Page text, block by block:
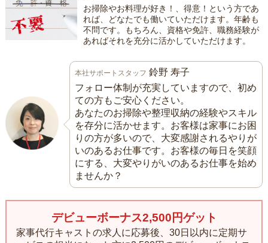
お掃除やお料理が好き！、得意！という方であ
れば、どなたでも働いていただけます。年齢も
不問です。もちろん、資格や免許、職務経験が
あればそれを充分に活かしていただけます。
本社サポートスタッフ 鈴野 寿子
フォロー体制が充実していますので、初め
ての方もご安心ください。
あなたのお掃除や整理収納の経験やスキル
を存分に活かせます。お客様は家事にお困
りの方が多いので、大変感謝されるやりが
いのあるお仕事です。お客様の毎日を笑顔
にする、大変やりがいのあるお仕事を始め
ませんか？
デビューボーナス2,500円ゲット
家事代行キャストの求人に応募後、30日以内に定期サ